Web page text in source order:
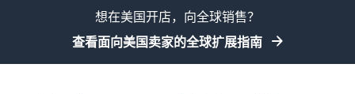
约是其
他卖家
查找软件和服务提供商想在美国开店，向全球销售？
查看面向美国卖家的全球扩展指南